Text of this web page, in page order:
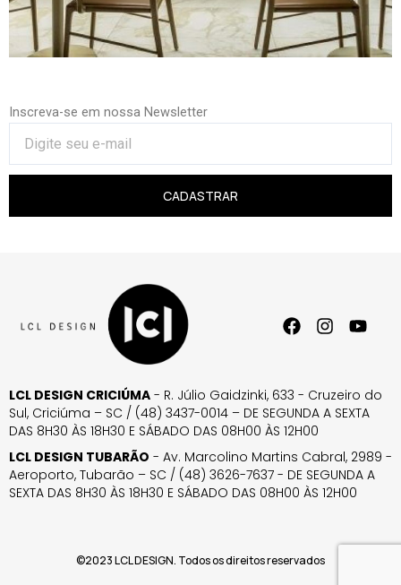
Inscreva-se em nossa Newsletter
CADASTRAR
LCL DESIGN CRICIÚMA - R. Júlio Gaidzinki, 633 - Cruzeiro do
Sul, Criciúma – SC / (48) 3437-0014 – DE SEGUNDA A SEXTA
DAS 8H30 ÀS 18H30 E SÁBADO DAS 08H00 ÀS 12H00
LCL DESIGN TUBARÃO - Av. Marcolino Martins Cabral, 2989 -
Aeroporto, Tubarão – SC / (48) 3626-7637 - DE SEGUNDA A
SEXTA DAS 8H30 ÀS 18H30 E SÁBADO DAS 08H00 ÀS 12H00
©2023 LCL DESIGN. Todos os direitos reservados